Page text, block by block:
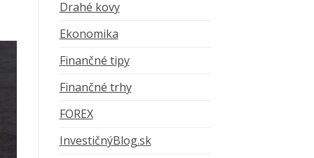
Drahé kovy
Ekonomika
Finančné tipy
Finančné trhy
FOREX
InvestičnýBlog.sk